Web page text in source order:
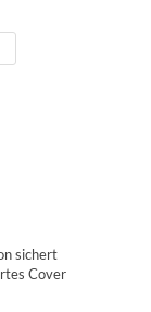
sichert
Cover